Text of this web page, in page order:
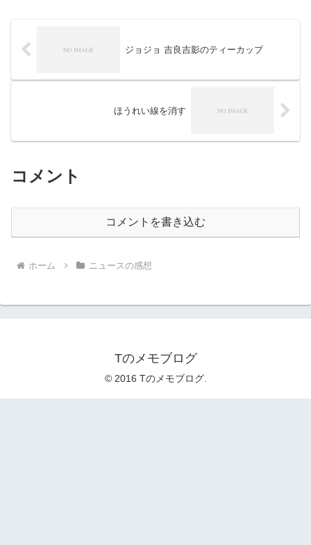
ジョジョ 吉良吉影のティーカップ
ほうれい線を消す
コメント
コメントを書き込む
ホーム ニュースの感想
Tのメモブログ
© 2016 Tのメモブログ.